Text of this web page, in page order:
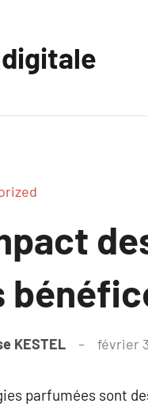
KESTEL février
parfumées sont